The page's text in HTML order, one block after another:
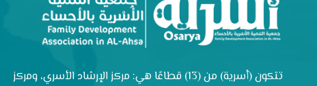
تتكون (أسرية) من (13) قطاعًا هي: مركز الإرشاد الأسري، ومركز